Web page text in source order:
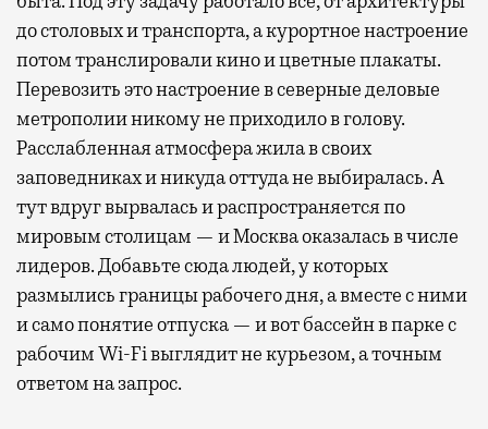
до столовых и транспорта, а курортное настроение
потом транслировали кино и цветные плакаты.
Перевозить это настроение в северные деловые
метрополии никому не приходило в голову.
Расслабленная атмосфера жила в своих
заповедниках и никуда оттуда не выбиралась. А
тут вдруг вырвалась и распространяется по
мировым столицам — и Москва оказалась в числе
лидеров. Добавьте сюда людей, у которых
размылись границы рабочего дня, а вместе с ними
и само понятие отпуска — и вот бассейн в парке с
рабочим Wi-Fi выглядит не курьезом, а точным
ответом на запрос.